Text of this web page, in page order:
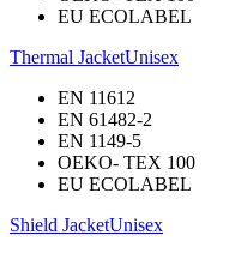
EU ECOLABEL
Thermal JacketUnisex
EN 11612
EN 61482-2
EN 1149-5
OEKO- TEX 100
EU ECOLABEL
Shield JacketUnisex